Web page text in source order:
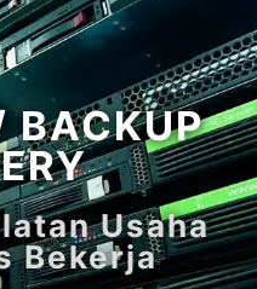
BACKUP
Usaha
Bekerja